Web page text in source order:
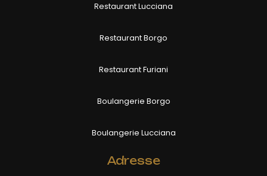
Restaurant Lucciana
Restaurant Borgo
Restaurant Furiani
Boulangerie Borgo
Boulangerie Lucciana
Adresse